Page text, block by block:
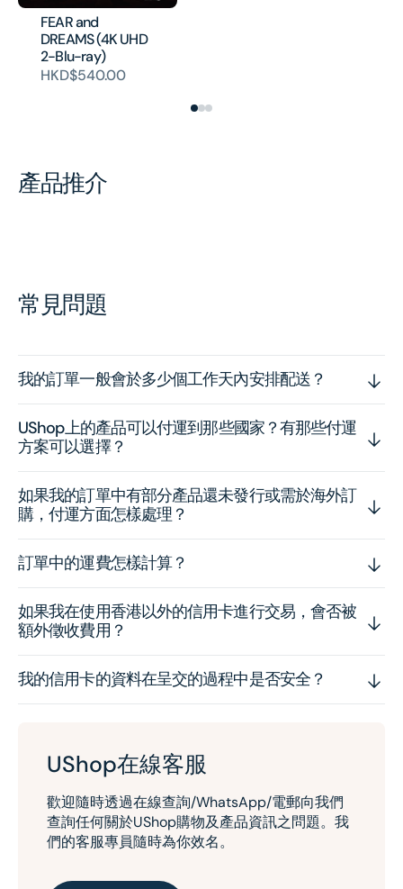
FEAR and
DREAMS (4K UHD
2-Blu-ray)
HKD$540.00
產品推介
常見問題
我的訂單一般會於多少個工作天內安排配送？
UShop上的產品可以付運到那些國家？有那些付運
方案可以選擇？
如果我的訂單中有部分產品還未發行或需於海外訂
購，付運方面怎樣處理？
訂單中的運費怎樣計算？
如果我在使用香港以外的信用卡進行交易，會否被
額外徵收費用？
我的信用卡的資料在呈交的過程中是否安全？
UShop在線客服
歡迎隨時透過在線查詢/WhatsApp/電郵向我們
查詢任何關於UShop購物及產品資訊之問題。我
們的客服專員隨時為你效名。